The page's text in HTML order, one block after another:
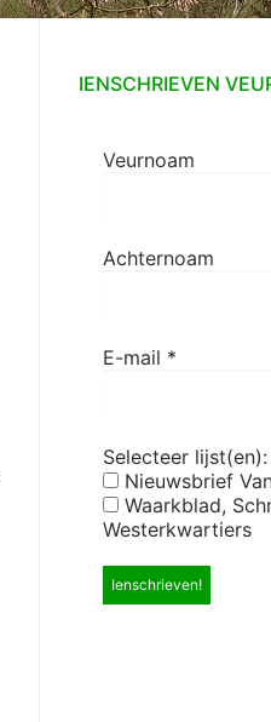
IENSCHRIEVEN
Veurnoam
Achternoam
E-mail *
Selecteer lijst(en):
Nieuwsbrief
Waarkblad, Schrieven ien t
Westerkwartiers